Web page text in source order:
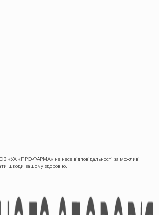
«УА «ПРО-ФАРМА» не несе відповідальності за можливі
шкоди вашому здоров'ю.